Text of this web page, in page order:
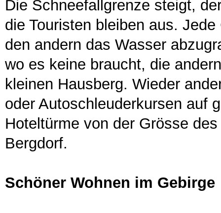
Die Schneefallgrenze steigt,
die Touristen bleiben aus.
den andern das Wasser
wo es keine braucht, die
kleinen Hausberg. Wieder
oder Autoschleuderkursen auf
Hoteltürme von der Grösse
Bergdorf.
Schöner Wohnen im Gebirge